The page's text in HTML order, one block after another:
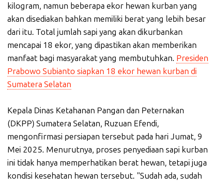
kilogram, namun beberapa ekor hewan kurban yang
akan disediakan bahkan memiliki berat yang lebih besar
dari itu. Total jumlah sapi yang akan dikurbankan
mencapai 18 ekor, yang dipastikan akan memberikan
manfaat bagi masyarakat yang membutuhkan. Presiden
Prabowo Subianto siapkan 18 ekor hewan kurban di
Sumatera Selatan
Kepala Dinas Ketahanan Pangan dan Peternakan
(DKPP) Sumatera Selatan, Ruzuan Efendi,
mengonfirmasi persiapan tersebut pada hari Jumat, 9
Mei 2025. Menurutnya, proses penyediaan sapi kurban
ini tidak hanya memperhatikan berat hewan, tetapi juga
kondisi kesehatan hewan tersebut. "Sudah ada, sudah